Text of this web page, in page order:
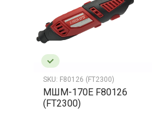
SKU: F80126 (FT2300)
МШМ-170Е F80126
(FT2300)